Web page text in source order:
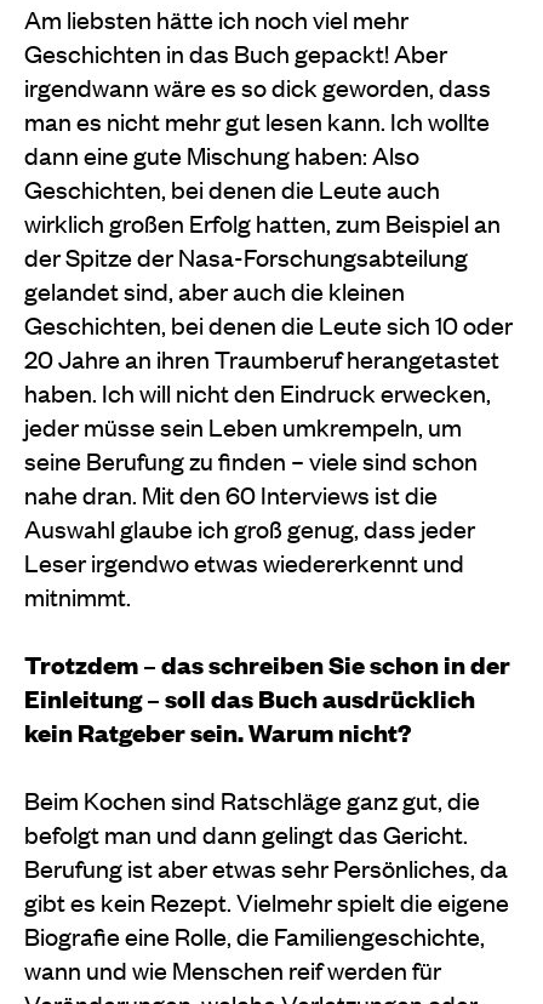
Am liebsten hätte ich noch viel mehr
Geschichten in das Buch gepackt! Aber
irgendwann wäre es so dick geworden, dass
man es nicht mehr gut lesen kann. Ich wollte
dann eine gute Mischung haben: Also
Geschichten, bei denen die Leute auch
wirklich großen Erfolg hatten, zum Beispiel an
der Spitze der Nasa-Forschungsabteilung
gelandet sind, aber auch die kleinen
Geschichten, bei denen die Leute sich 10 oder
20 Jahre an ihren Traumberuf herangetastet
haben. Ich will nicht den Eindruck erwecken,
jeder müsse sein Leben umkrempeln, um
seine Berufung zu finden – viele sind schon
nahe dran. Mit den 60 Interviews ist die
Auswahl glaube ich groß genug, dass jeder
Leser irgendwo etwas wiedererkennt und
mitnimmt.
Trotzdem – das schreiben Sie schon in der
Einleitung – soll das Buch ausdrücklich
kein Ratgeber sein. Warum nicht?
Beim Kochen sind Ratschläge ganz gut, die
befolgt man und dann gelingt das Gericht.
Berufung ist aber etwas sehr Persönliches, da
gibt es kein Rezept. Vielmehr spielt die eigene
Biografie eine Rolle, die Familiengeschichte,
wann und wie Menschen reif werden für